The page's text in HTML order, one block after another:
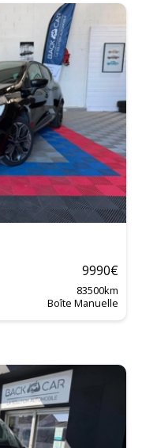
9990€
83500km
Boîte Manuelle